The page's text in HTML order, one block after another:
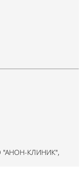
"АНОН-КЛИНИК",